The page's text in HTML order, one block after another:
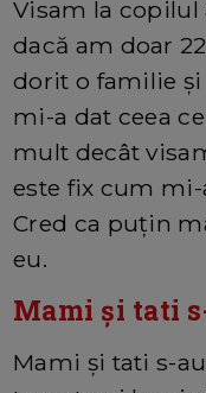
Visam la copilul
dacă am doar
dorit o familie și
mi-a dat ceea
mult decât
este fix cum
Cred ca puțin
eu.
Mami și tati
Mami și tati s-